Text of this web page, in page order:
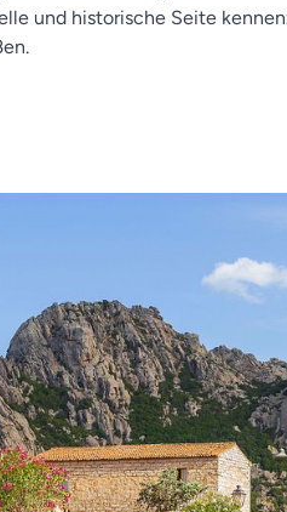
und historische Seite